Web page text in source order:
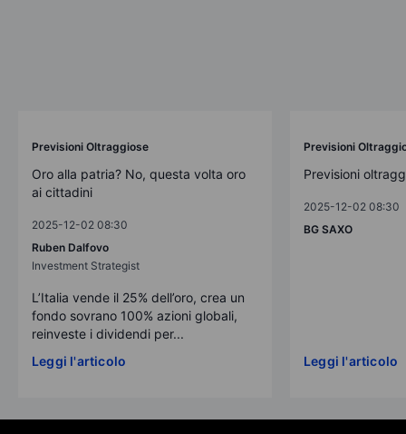
Previsioni Oltraggiose
Oro alla patria? No, questa volta oro
ai cittadini
2025-12-02 08:30
Ruben Dalfovo
Investment Strategist
L’Italia vende il 25% dell’oro, crea un
fondo sovrano 100% azioni globali,
reinveste i dividendi per...
Leggi l'articolo
Previsioni
Previsioni
2025-12-02 08:30
BG SAXO
Leggi l'articolo